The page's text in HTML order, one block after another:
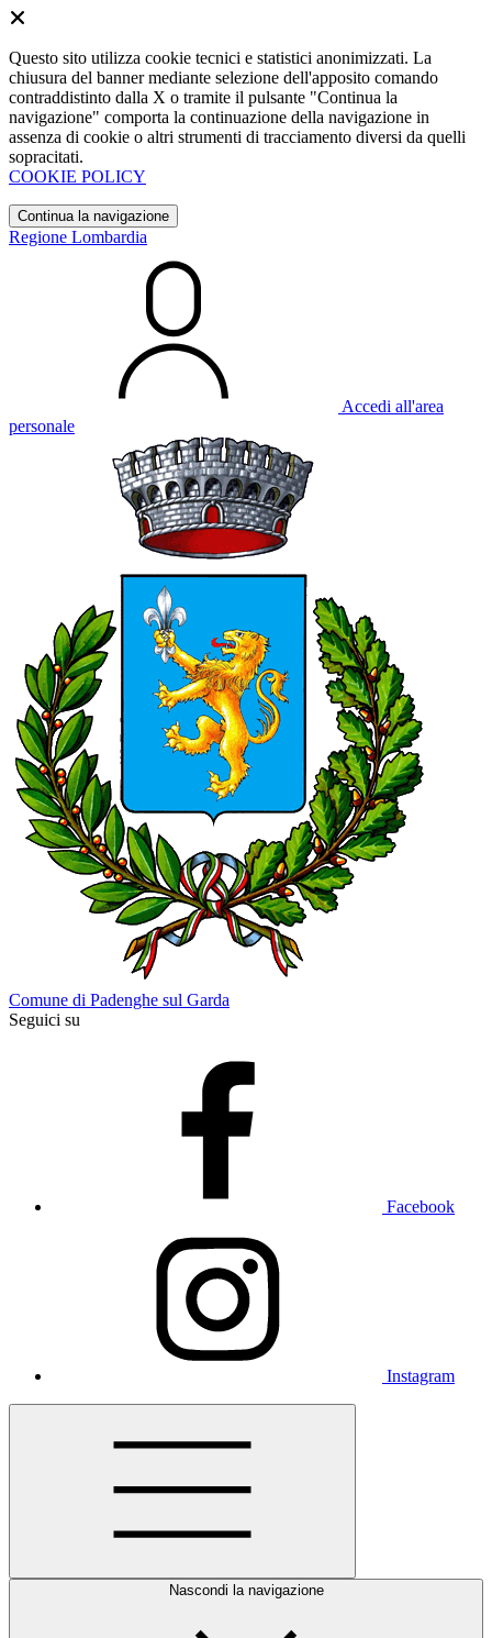
Questo sito utilizza cookie tecnici e statistici anonimizzati. La
chiusura del banner mediante selezione dell'apposito comando
contraddistinto dalla X o tramite il pulsante "Continua la
navigazione" comporta la continuazione della navigazione in
assenza di cookie o altri strumenti di tracciamento diversi da quelli
sopracitati.
COOKIE POLICY
Continua la navigazione
Regione Lombardia
Accedi all'area
personale
Comune di Padenghe sul Garda
Seguici su
Facebook
Instagram
Nascondi la navigazione